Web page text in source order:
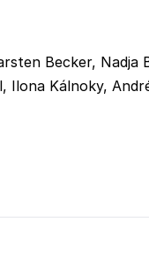
Becker, Nadja
Ilona Kálnoky,